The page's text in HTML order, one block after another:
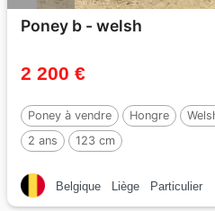
Poney b - welsh
2 200 €
Poney à vendre Hongre
2 ans
123 cm
Belgique Liège Particulier